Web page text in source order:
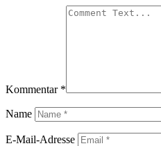
Kommentar *
Name
E-Mail-Adresse